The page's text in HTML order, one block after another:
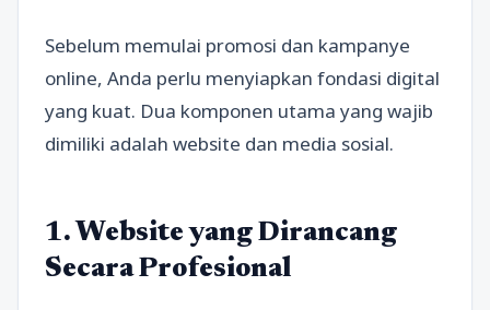
Sebelum memulai promosi dan kampanye
online, Anda perlu menyiapkan fondasi digital
yang kuat. Dua komponen utama yang wajib
dimiliki adalah website dan media sosial.
1. Website yang Dirancang
Secara Profesional